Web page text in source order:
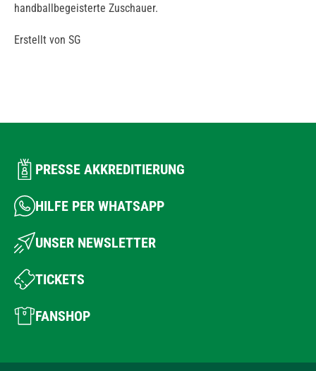
handballbegeisterte Zuschauer.
Erstellt von SG
PRESSE AKKREDITIERUNG
HILFE PER WHATSAPP
UNSER NEWSLETTER
TICKETS
FANSHOP